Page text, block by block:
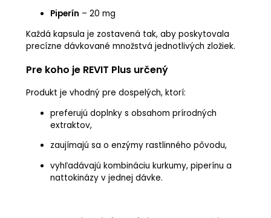
Piperín – 20 mg
Každá kapsula je zostavená tak, aby poskytovala
precízne dávkované množstvá jednotlivých zložiek.
Pre koho je REVIT Plus určený
Produkt je vhodný pre dospelých, ktorí:
preferujú doplnky s obsahom prírodných
extraktov,
zaujímajú sa o enzýmy rastlinného pôvodu,
vyhľadávajú kombináciu kurkumy, piperínu a
nattokinázy v jednej dávke.